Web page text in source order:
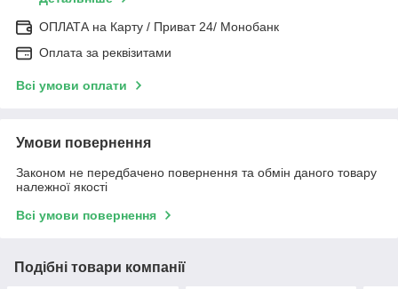
ОПЛАТА на Карту / Приват 24/ Монобанк
Оплата за реквізитами
Всі умови оплати
Умови повернення
Законом не передбачено повернення та обмін даного товару
належної якості
Всі умови повернення
Подібні товари компанії